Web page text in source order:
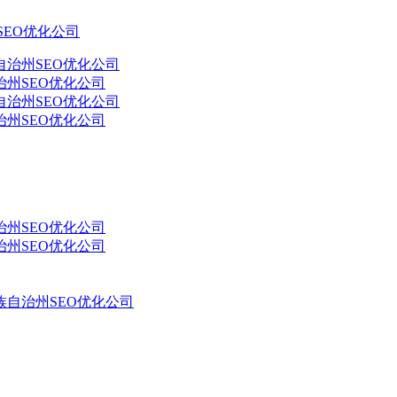
优化公司
SEO优化公司
SEO优化公司
SEO优化公司
SEO优化公司
治州SEO优化公司